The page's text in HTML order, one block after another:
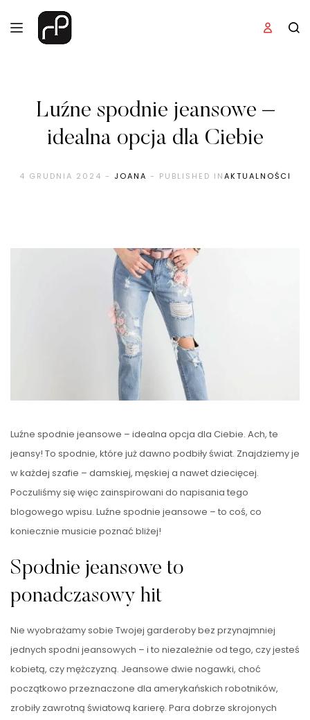
Luźne spodnie jeansowe –
idealna opcja dla Ciebie
4 GRUDNIA 2024 - JOANA - PUBLISHED INAKTUALNOŚCI
Luźne spodnie jeansowe – idealna opcja dla Ciebie. Ach, te
jeansy! To spodnie, które już dawno podbiły świat. Znajdziemy je
w każdej szafie – damskiej, męskiej a nawet dziecięcej.
Poczuliśmy się więc zainspirowani do napisania tego
blogowego wpisu. Luźne spodnie jeansowe – to coś, co
koniecznie musicie poznać bliżej!
Spodnie jeansowe to
ponadczasowy hit
Nie wyobrażamy sobie Twojej garderoby bez przynajmniej
jednych spodni jeansowych – i to niezależnie od tego, czy jesteś
kobietą, czy mężczyzną. Jeansowe dwie nogawki, choć
początkowo przeznaczone dla amerykańskich robotników,
zrobiły zawrotną światową karierę. Para dobrze skrojonych